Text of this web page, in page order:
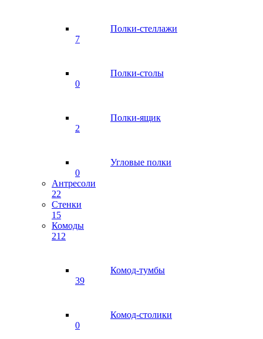
Полки-стеллажи
7
Полки-столы
0
Полки-ящик
2
Угловые полки
0
Антресоли
22
Стенки
15
Комоды
212
Комод-тумбы
39
Комод-столики
0